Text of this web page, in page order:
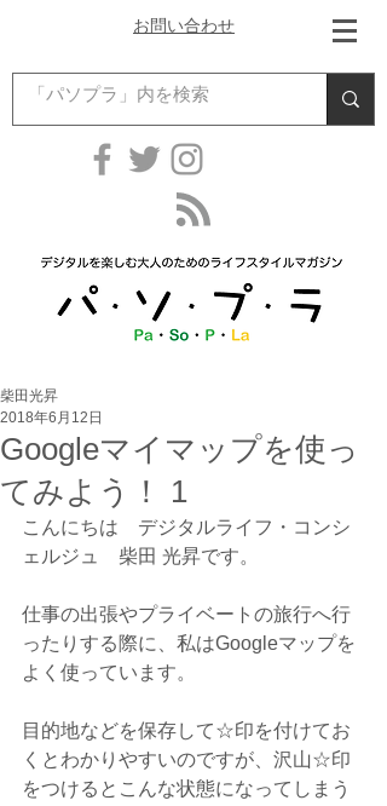
お問い合わせ
Googleマイマップを使っ
てみよう！ 1
柴田光昇
2018年6月12日
こんにちは　デジタルライフ・コンシ
ェルジュ　柴田 光昇です。
仕事の出張やプライベートの旅行へ行
ったりする際に、私はGoogleマップを
よく使っています。
目的地などを保存して☆印を付けてお
くとわかりやすいのですが、沢山☆印
をつけるとこんな状態になってしまう